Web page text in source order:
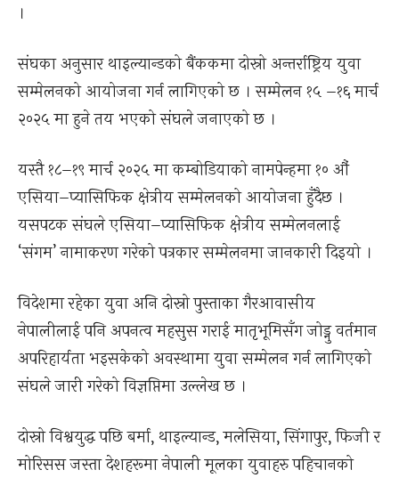
।
संघका अनुसार थाइल्यान्डको बैंककमा दोस्रो अन्तर्राष्ट्रिय युवा
सम्मेलनको आयोजना गर्न लागिएको छ । सम्मेलन १५ –१६ मार्च
२०२५ मा हुने तय भएको संघले जनाएको छ ।
यस्तै १८–१९ मार्च २०२५ मा कम्बोडियाको नामपेन्हमा १० औं
एसिया–प्यासिफिक क्षेत्रीय सम्मेलनको आयोजना हुँदैछ ।
यसपटक संघले एसिया–प्यासिफिक क्षेत्रीय सम्मेलनलाई
‘संगम’ नामाकरण गरेको पत्रकार सम्मेलनमा जानकारी दिइयो ।
विदेशमा रहेका युवा अनि दोस्रो पुस्ताका गैरआवासीय
नेपालीलाई पनि अपनत्व महसुस गराई मातृभूमिसँग जोड्नु वर्तमान
अपरिहार्यता भइसकेको अवस्थामा युवा सम्मेलन गर्न लागिएको
संघले जारी गरेको विज्ञप्तिमा उल्लेख छ ।
दोस्रो विश्वयुद्ध पछि बर्मा, थाइल्यान्ड, मलेसिया, सिंगापुर, फिजी र
मोरिसस जस्ता देशहरूमा नेपाली मूलका युवाहरु पहिचानको